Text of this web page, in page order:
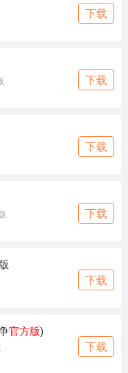
下载
下载
下载
下载
下载
官方版)
下载